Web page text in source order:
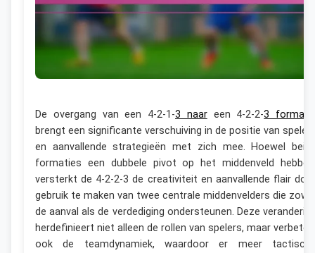
De overgang van een 4-2-1-3 naareen 4-2-2-3
brengt een significante verschuiving in de positie van
en aanvallende strategieën met zich mee. Hoewel
formaties een dubbele pivot op het middenveld
versterkt de 4-2-2-3 de creativiteit en aanvallende flair
gebruik te maken van twee centrale middenvelders die
de aanval als de verdediging ondersteunen. Deze
herdefinieert niet alleen de rollen van spelers, maar
ook de teamdynamiek, waardoor er meer